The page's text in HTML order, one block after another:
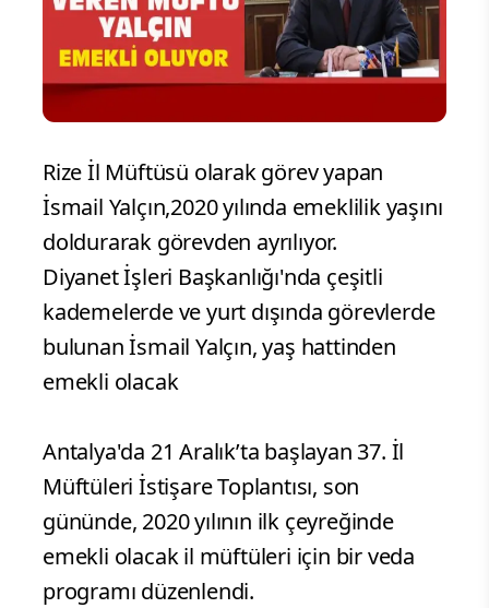
Rize İl Müftüsü olarak görev yapan
İsmail Yalçın,2020 yılında emeklilik yaşını
doldurarak görevden ayrılıyor.
Diyanet İşleri Başkanlığı'nda çeşitli
kademelerde ve yurt dışında görevlerde
bulunan İsmail Yalçın, yaş hattinden
emekli olacak
Antalya'da 21 Aralık’ta başlayan 37. İl
Müftüleri İstişare Toplantısı, son
gününde, 2020 yılının ilk çeyreğinde
emekli olacak il müftüleri için bir veda
programı düzenlendi.